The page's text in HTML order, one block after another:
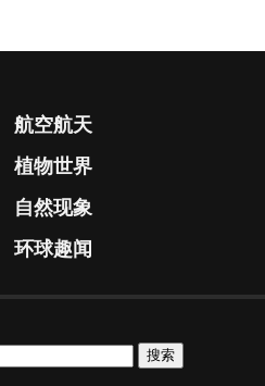
航空航天
植物世界
自然现象
环球趣闻